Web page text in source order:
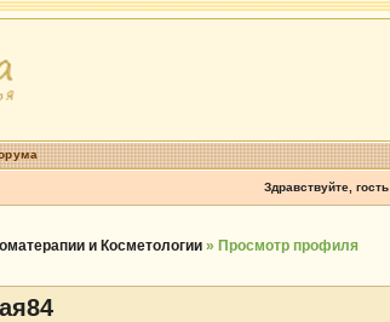
Здравствуйте, гость
и Косметологии » Просмотр профиля